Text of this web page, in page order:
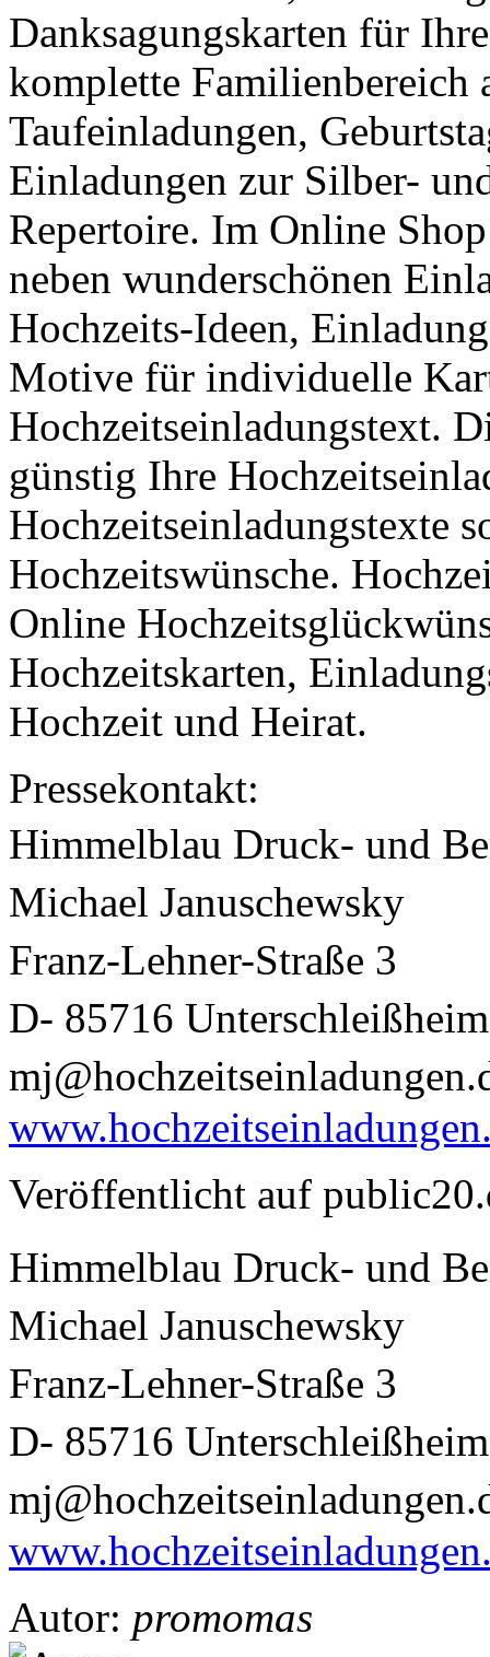
Danksagungskarten für
komplette Familienbereich
Taufeinladungen,
Einladungen zur Silber-
Repertoire. Im Online
neben wunderschönen
Hochzeits-Ideen,
Motive für individuelle
Hochzeitseinladungstext.
günstig Ihre
Hochzeitseinladungstexte
Hochzeitswünsche.
Online
Hochzeitskarten,
Hochzeit und Heirat.
Pressekontakt:
Himmelblau Druck- und
Michael Januschewsky
Franz-Lehner-Straße 3
D- 85716
Veröffentlicht auf
Himmelblau Druck- und
Michael Januschewsky
Franz-Lehner-Straße 3
D- 85716
Autor: promomas